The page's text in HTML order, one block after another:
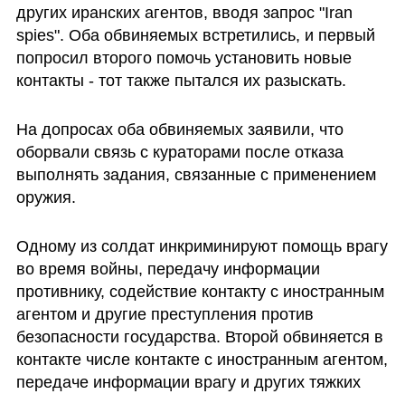
других иранских агентов, вводя запрос "Iran
spies". Оба обвиняемых встретились, и первый
попросил второго помочь установить новые
контакты - тот также пытался их разыскать.
На допросах оба обвиняемых заявили, что
оборвали связь с кураторами после отказа
выполнять задания, связанные с применением
оружия.
Одному из солдат инкриминируют помощь врагу
во время войны, передачу информации
противнику, содействие контакту с иностранным
агентом и другие преступления против
безопасности государства. Второй обвиняется в
контакте числе контакте с иностранным агентом,
передаче информации врагу и других тяжких